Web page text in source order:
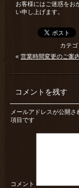
お客様にはご迷惑をお
い申し上げます。
カテゴ
«営業時間変更のご案
コメントを残す
メールアドレスが公開さ
項目です
コメント